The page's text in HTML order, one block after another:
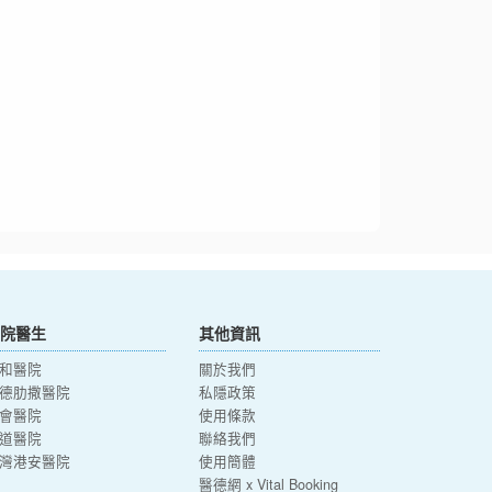
醫生
醫院
肋撒醫院
醫院
醫院
港安醫院
其他資訊
關於我們
私隱政策
使用條款
聯絡我們
使用簡體
醫德網 x Vital Booking